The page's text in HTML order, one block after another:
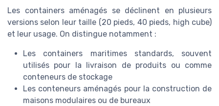
Les containers aménagés se déclinent en plusieurs
versions selon leur taille (20 pieds, 40 pieds, high cube)
et leur usage. On distingue notamment :
Les containers maritimes standards, souvent
utilisés pour la livraison de produits ou comme
conteneurs de stockage
Les conteneurs aménagés pour la construction de
maisons modulaires ou de bureaux